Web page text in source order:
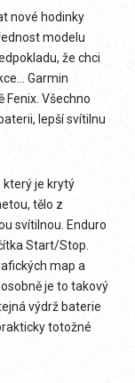
nové hodinky
modelu
že chci
Garmin
Fenix. Všechno
lepší svítilnu
který je krytý
tělo z
svítilnou. Enduro
Start/Stop.
map a
je to takový
výdrž baterie
totožné